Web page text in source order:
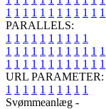
1 1 1 1 1 1 1 1 1 1 1 1
PARALLELS:
1 1 1 1 1 1 1 1 1 1
1 1 1 1 1 1 1 1 1 1 1 1
1 1 1 1 1 1 1 1 1 1 1 1
URL PARAMETER:
1 1 1 1 1 1 1 1 1 1
Svømmeanlæg -